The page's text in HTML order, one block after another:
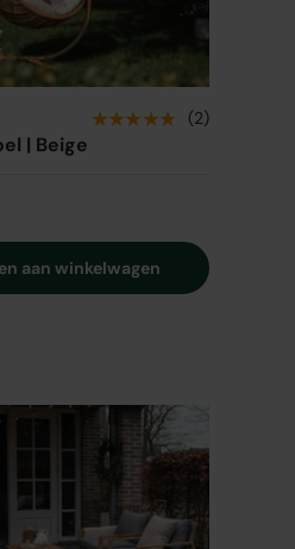
★★★★★ (2)
| Beige
aan winkelwagen